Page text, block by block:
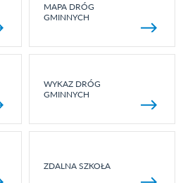
MAPA DRÓG
GMINNYCH
WYKAZ DRÓG
GMINNYCH
ZDALNA SZKOŁA